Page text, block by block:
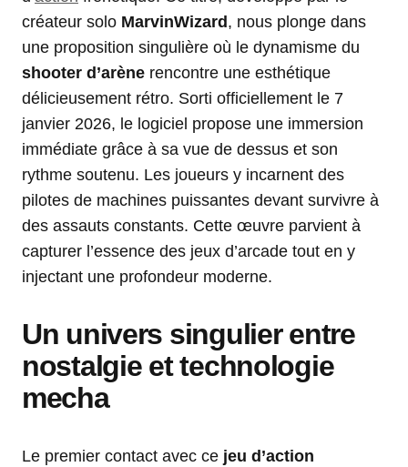
créateur solo MarvinWizard , nous plonge dans
une proposition singulière où le dynamisme du
shooter d’arène rencontre une esthétique
délicieusement rétro. Sorti officiellement le 7
janvier 2026, le logiciel propose une immersion
immédiate grâce à sa vue de dessus et son
rythme soutenu. Les joueurs y incarnent des
pilotes de machines puissantes devant survivre à
des assauts constants. Cette œuvre parvient à
capturer l’essence des jeux d’arcade tout en y
injectant une profondeur moderne.
Un univers singulier entre
nostalgie et technologie
mecha
Le premier contact avec ce jeu d’action